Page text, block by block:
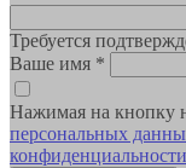
Требуется
Ваше имя *
Нажимая на кнопку
персональных
конфиденциальности